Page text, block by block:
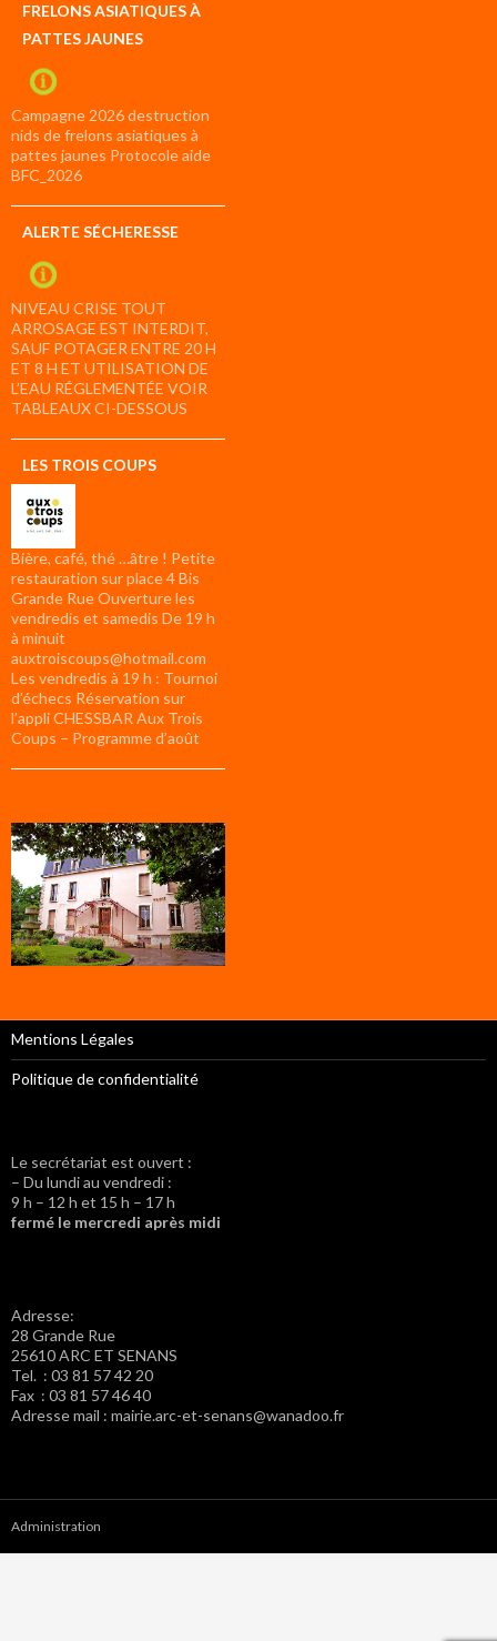
FRELONS ASIATIQUES À
PATTES JAUNES
Campagne 2026 destruction
nids de frelons asiatiques à
pattes jaunes Protocole aide
BFC_2026
ALERTE SÉCHERESSE
NIVEAU CRISE TOUT
ARROSAGE EST INTERDIT,
SAUF POTAGER ENTRE 20 H
ET 8 H ET UTILISATION DE
L’EAU RÉGLEMENTÉE VOIR
TABLEAUX CI-DESSOUS
LES TROIS COUPS
Bière, café, thé …âtre ! Petite
restauration sur place 4 Bis
Grande Rue Ouverture les
vendredis et samedis De 19 h
à minuit
auxtroiscoups@hotmail.com
Les vendredis à 19 h : Tournoi
d’échecs Réservation sur
l’appli CHESSBAR Aux Trois
Coups – Programme d’août
Mentions Légales
Politique de confidentialité
Le secrétariat est ouvert :
– Du lundi au vendredi :
9 h – 12 h et 15 h – 17 h
fermé le mercredi après midi
Adresse:
28 Grande Rue
25610 ARC ET SENANS
Tel. : 03 81 57 42 20
Fax : 03 81 57 46 40
Adresse mail : mairie.arc-et-senans@wanadoo.fr
Administration